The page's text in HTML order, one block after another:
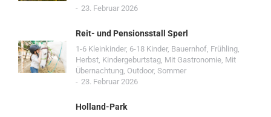
23. Februar 2026
Reit- und Pensionsstall Sperl
1-6 Kleinkinder, 6-18 Kinder, Bauernhof, Frühling,
Herbst, Kindergeburtstag, Mit Gastronomie, Mit
Übernachtung, Outdoor, Sommer
23. Februar 2026
Holland-Park